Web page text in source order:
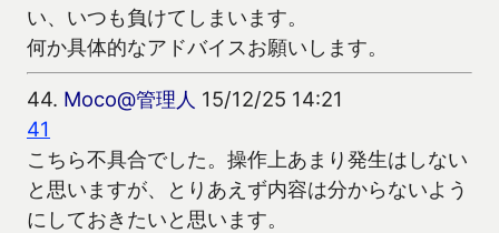
い、いつも負けてしまいます。
何か具体的なアドバイスお願いします。
44. Moco@管理人 15/12/25 14:21
41
こちら不具合でした。操作上あまり発生はしない
と思いますが、とりあえず内容は分からないよう
にしておきたいと思います。